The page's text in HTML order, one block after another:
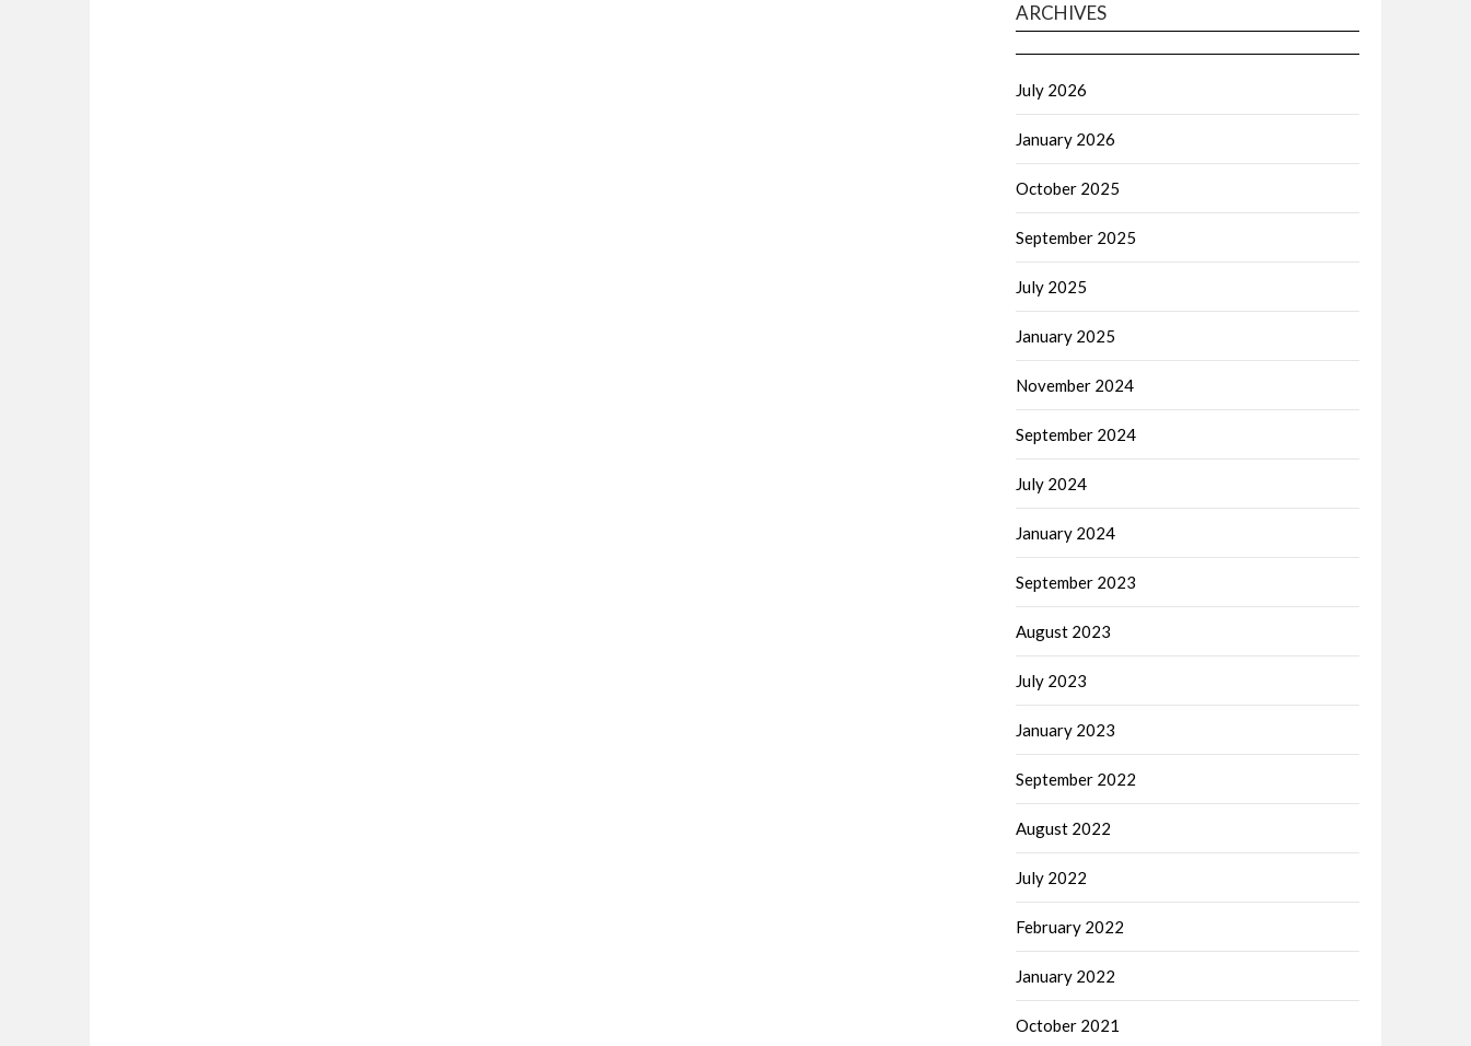
ARCHIVES
July 2026
January 2026
October 2025
September 2025
July 2025
January 2025
November 2024
September 2024
July 2024
January 2024
September 2023
August 2023
July 2023
January 2023
September 2022
August 2022
July 2022
February 2022
January 2022
October 2021